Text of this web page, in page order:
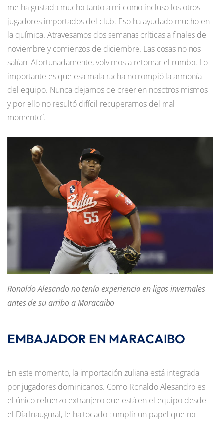
me ha gustado mucho tanto a mi como incluso los otros
jugadores importados del club. Eso ha ayudado mucho en
la química. Atravesamos dos semanas críticas a finales de
noviembre y comienzos de diciembre. Las cosas no nos
salían. Afortunadamente, volvimos a retomar el rumbo. Lo
importante es que esa mala racha no rompió la armonía
del equipo. Nunca dejamos de creer en nosotros mismos
y por ello no resultó difícil recuperarnos del mal
momento”.
Ronaldo Alesando no tenía experiencia en ligas invernales
antes de su arribo a Maracaibo
EMBAJADOR EN MARACAIBO
En este momento, la importación zuliana está integrada
por jugadores dominicanos. Como Ronaldo Alesandro es
el único refuerzo extranjero que está en el equipo desde
el Día Inaugural, le ha tocado cumplir un papel que no